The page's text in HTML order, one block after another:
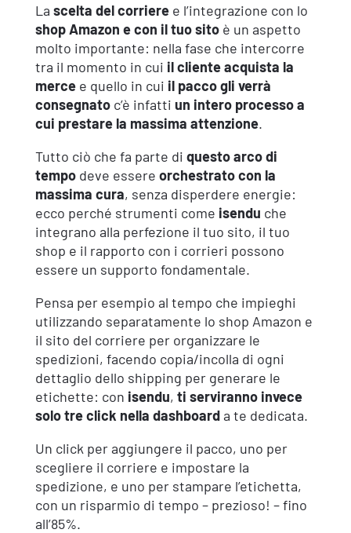
La scelta del corriere e l’integrazione con lo
shop Amazon e con il tuo sito è un aspetto
molto importante: nella fase che intercorre
tra il momento in cui il cliente acquista la
mercee quello in cui il pacco gli verrà
consegnatoc’è infatti un intero processo a
cui prestare la massima attenzione.
Tutto ciò che fa parte di questo arco di
tempodeve essere orchestrato con la
massima cura, senza disperdere energie:
ecco perché strumenti come isendu che
integrano alla perfezione il tuo sito, il tuo
shop e il rapporto con i corrieri possono
essere un supporto fondamentale.
Pensa per esempio al tempo che impieghi
utilizzando separatamente lo shop Amazon e
il sito del corriere per organizzare le
spedizioni, facendo copia/incolla di ogni
dettaglio dello shipping per generare le
etichette: con isendu, ti serviranno invece
solo tre click nella dashboarda te dedicata.
Un click per aggiungere il pacco, uno per
scegliere il corriere e impostare la
spedizione, e uno per stampare l’etichetta,
con un risparmio di tempo – prezioso! – fino
all’85%.